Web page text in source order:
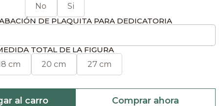
No Si
DE PLAQUITA PARA DEDICATORIA
TOTAL DE LA FIGURA
cm 20 cm 27 cm
al carro Comprar ahora